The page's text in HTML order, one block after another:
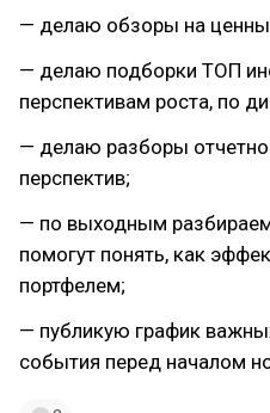
— делаю обзоры на
— делаю подборки ТОП
перспективам роста, по
— делаю разборы
перспектив;
— по выходным
помогут понять, как
портфелем;
— публикую график
события перед началом